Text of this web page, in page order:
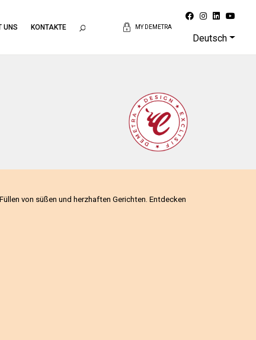
UNS KONTAKTE MY DEMETRA
Deutsch
von süßen und herzhaften Gerichten. Entdecken